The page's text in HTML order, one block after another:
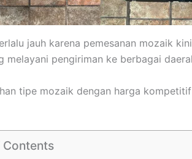
jauh karena pemesanan mozaik
melayani pengiriman ke berbagai
tipe mozaik dengan harga
Contents